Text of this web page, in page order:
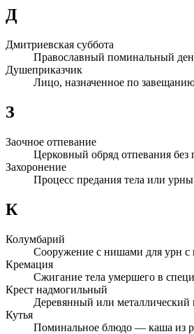
Д
Дмитриевская суббота
Православный поминальный
Душеприказчик
Лицо, назначенное по
З
Заочное отпевание
Церковный обряд отпевания без
Захоронение
Процесс предания тела или
К
Колумбарий
Сооружение с нишами для урн с
Кремация
Сжигание тела умершего в
Крест надмогильный
Деревянный или металлический
Кутья
Поминальное блюдо — каша из